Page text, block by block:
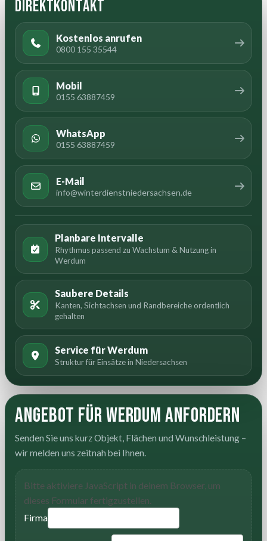
Direktkontakt
Kostenlos anrufen
0800 155 35544
Mobil
0155 63887459
WhatsApp
0155 63887459
E-Mail
info@winterdienstniedersachsen.de
Planbare Intervalle
Rhythmus passend zu Wachstum & Nutzung in
Werdum
Saubere Details
Kanten, Sichtachsen und Randbereiche ordentlich
gehalten
Service für Werdum
Struktur für Einsätze in Niedersachsen
Angebot für Werdum anfordern
Senden Sie uns kurz Objekt, Flächen und Wunschleistung –
wir melden uns zeitnah bei Ihnen.
Bitte aktiviere JavaScript in deinem Browser, um
dieses Formular fertigzustellen.
Firma